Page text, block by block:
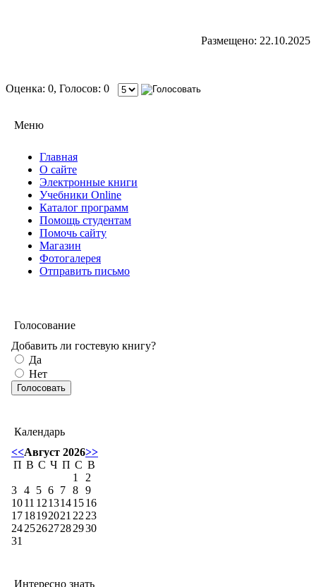
Размещено: 22.10.2025
Оценка: 0, Голосов: 0
Меню
Главная
О сайте
Электронные книги
Учебники Online
Каталог программ
Помощь студентам
Помочь сайту
Магазин
Фотогалерея
Отправить письмо
Голосование
Добавить ли гостевую книгу?
Да
Нет
Календарь
<<Август 2026>>
П В С Ч П С В
1
2
3 4 5 6 7 8 9
1011 1213141516
1718192021 22 23
24252627282930
31
Интересно знать